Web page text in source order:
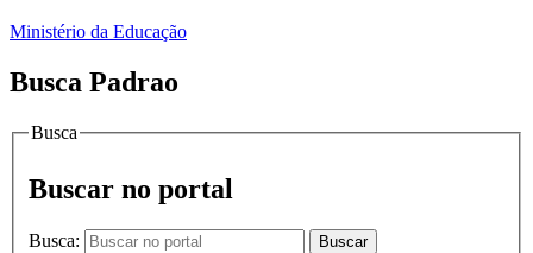
Ministério da Educação
Busca Padrao
Busca
Buscar no portal
Busca: Buscar